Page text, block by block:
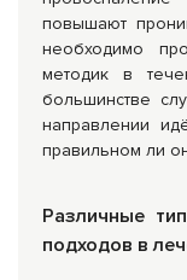
повышают
необходимо
методик в
большинстве
направлении
правильном ли
Различные
подходов в